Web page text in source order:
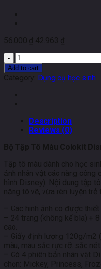
56.000₫ 42.963 ₫
Bộ
tập
tô
màu
Princess
TL
C020/PR
quantity
Add to cart
Category: Dụng cụ học sinh
Description
Reviews (0)
Bộ Tập Tô Màu Colokit
Tập tô màu dành cho học
ảnh nhân vật các nàng
hình Disney). Nội dung tập
năng tô vẽ, vừa rèn luyện trẻ
– Các hình ảnh có được
– 24 trang (không kể bìa) +
cao.
– Giấy định lượng 120g/m2
màu, màu sắc rực rỡ, sắc nét.
– Có 4 phiên bản nhân vật
chọn: Mickey, Princess,